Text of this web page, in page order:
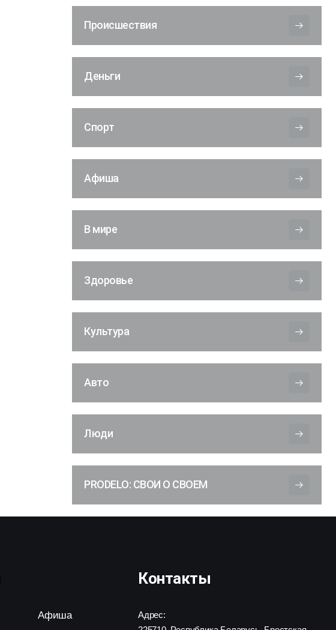
Происшествия
Деньги
Спорт
Афиша
В мире
Здоровье
Культура
Авто
Люди
PRODELO: СВОИ О СВОЕМ
Афиша
Контакты
Адрес: